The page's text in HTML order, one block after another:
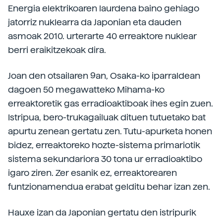
Energia elektrikoaren laurdena baino gehiago
jatorriz nuklearra da Japonian eta dauden
asmoak 2010. urterarte 40 erreaktore nuklear
berri eraikitzekoak dira.
Joan den otsailaren 9an, Osaka-ko iparraldean
dagoen 50 megawatteko Mihama-ko
erreaktoretik gas erradioaktiboak ihes egin zuen.
Istripua, bero-trukagailuak dituen tutuetako bat
apurtu zenean gertatu zen. Tutu-apurketa honen
bidez, erreaktoreko hozte-sistema primariotik
sistema sekundariora 30 tona ur erradioaktibo
igaro ziren. Zer esanik ez, erreaktorearen
funtzionamendua erabat gelditu behar izan zen.
Hauxe izan da Japonian gertatu den istripurik